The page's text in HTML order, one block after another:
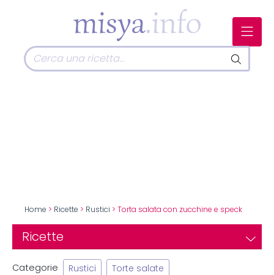
Home > Ricette > Rustici > Torta salata con zucchine e speck
Ricette
Categorie Rustici Torte salate